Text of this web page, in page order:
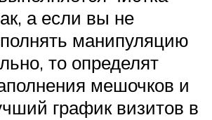
а если вы не
манипуляцию
то определят
мешочков и
график визитов в